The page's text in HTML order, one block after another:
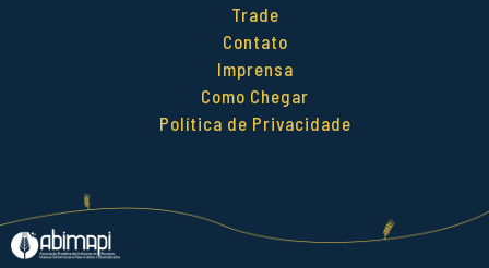
Trade
Contato
Imprensa
Como Chegar
Política de Privacidade